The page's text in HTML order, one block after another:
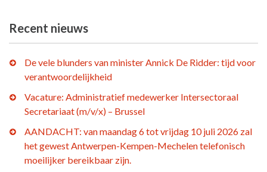
Recent nieuws
De vele blunders van minister Annick De Ridder: tijd voor
verantwoordelijkheid
Vacature: Administratief medewerker Intersectoraal
Secretariaat (m/v/x) – Brussel
AANDACHT: van maandag 6 tot vrijdag 10 juli 2026 zal
het gewest Antwerpen-Kempen-Mechelen telefonisch
moeilijker bereikbaar zijn.